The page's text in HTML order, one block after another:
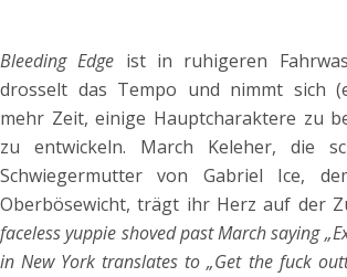
Bleeding Edge ist in ruhigeren
drosselt das Tempo und nimmt sich
mehr Zeit, einige Hauptcharaktere zu
zu entwickeln. March Keleher, die
Schwiegermutter von Gabriel Ice,
Oberbösewicht, trägt ihr Herz auf der
faceless yuppie shoved past March saying
in New York translates to „Get the fuck